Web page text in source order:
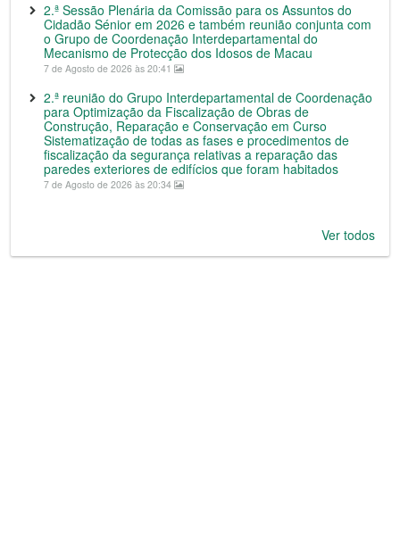
2.ª Sessão Plenária da Comissão para os Assuntos do
Cidadão Sénior em 2026 e também reunião conjunta com
o Grupo de Coordenação Interdepartamental do
Mecanismo de Protecção dos Idosos de Macau
7 de Agosto de 2026 às 20:41
2.ª reunião do Grupo Interdepartamental de Coordenação
para Optimização da Fiscalização de Obras de
Construção, Reparação e Conservação em Curso
Sistematização de todas as fases e procedimentos de
fiscalização da segurança relativas a reparação das
paredes exteriores de edifícios que foram habitados
7 de Agosto de 2026 às 20:34
Ver todos